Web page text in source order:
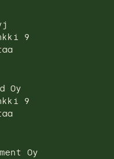
9
Oy
9
Oy